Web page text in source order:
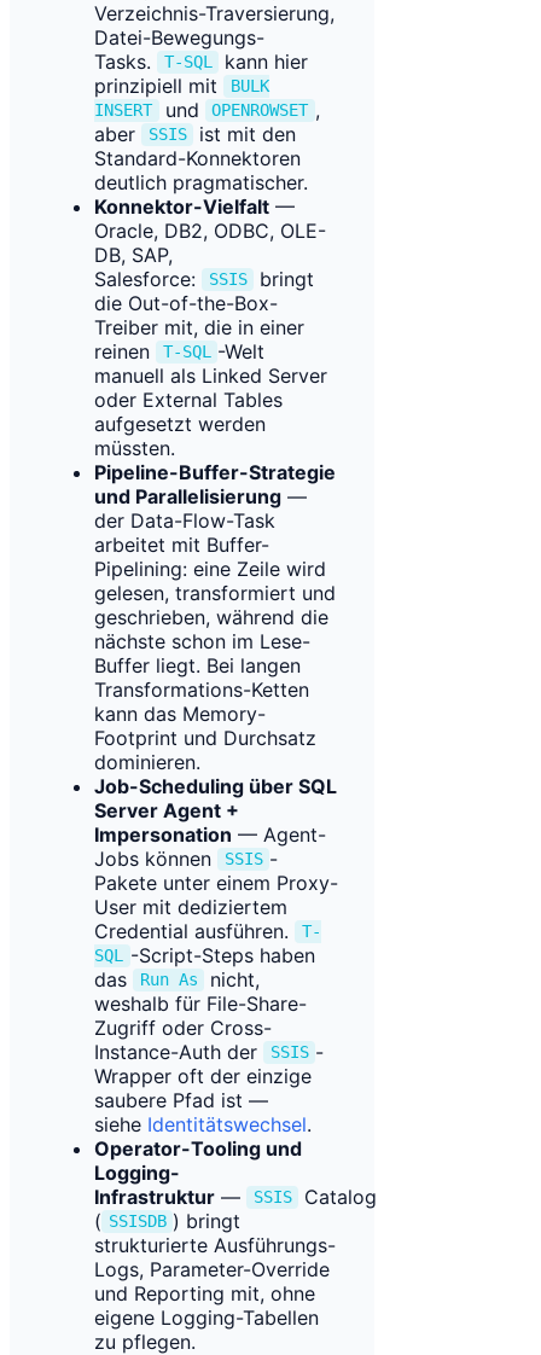
Verzeichnis-Traversierung,
Datei-Bewegungs-
Tasks.
T-SQL
kann hier
prinzipiell mit
BULK
INSERT
und OPENROWSET ,
aber
SSIS
ist mit den
Standard-Konnektoren
deutlich pragmatischer.
Konnektor-Vielfalt —
Oracle, DB2, ODBC, OLE-
DB, SAP,
Salesforce:
SSIS
bringt
die Out-of-the-Box-
Treiber mit, die in einer
reinen
T-SQL -Welt
manuell als Linked Server
oder External Tables
aufgesetzt werden
müssten.
Pipeline-Buffer-Strategie
und Parallelisierung —
der Data-Flow-Task
arbeitet mit Buffer-
Pipelining: eine Zeile wird
gelesen, transformiert und
geschrieben, während die
nächste schon im Lese-
Buffer liegt. Bei langen
Transformations-Ketten
kann das Memory-
Footprint und Durchsatz
dominieren.
Job-Scheduling über SQL
Server Agent +
Impersonation — Agent-
Jobs können
SSIS -
Pakete unter einem Proxy-
User mit dediziertem
Credential ausführen.
T-
SQL -Script-Steps haben
das
Run As
nicht,
weshalb für File-Share-
Zugriff oder Cross-
Instance-Auth der
SSIS -
Wrapper oft der einzige
saubere Pfad ist —
siehe Identitätswechsel.
Operator-Tooling und
Logging-
Infrastruktur — SSIS
Catalog
( SSISDB ) bringt
strukturierte Ausführungs-
Logs, Parameter-Override
und Reporting mit, ohne
eigene Logging-Tabellen
zu pflegen.